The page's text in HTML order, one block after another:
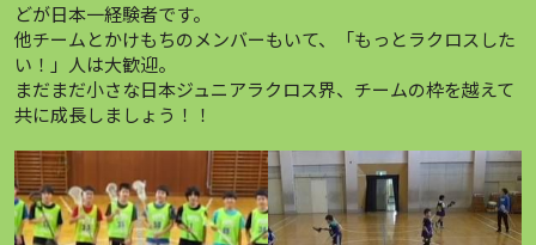
どが日本一経験者です。
他チームとかけもちのメンバーもいて、「もっとラクロスした
い！」人は大歓迎。
まだまだ小さな日本ジュニアラクロス界、チームの枠を越えて
共に成長しましょう！！